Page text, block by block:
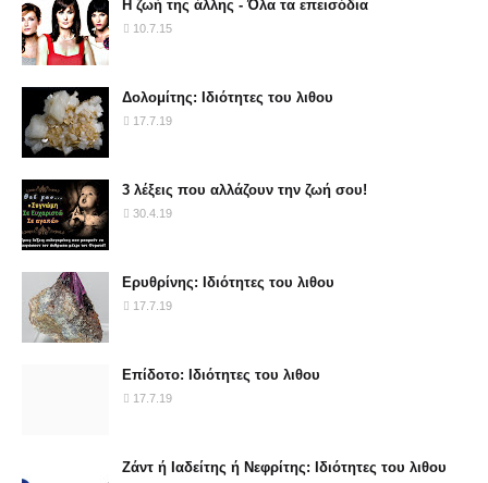
Η ζωή της άλλης - Όλα τα επεισόδια
10.7.15
Δολομίτης: Ιδιότητες του λιθου
17.7.19
3 λέξεις που αλλάζουν την ζωή σου!
30.4.19
Ερυθρίνης: Ιδιότητες του λιθου
17.7.19
Επίδοτο: Ιδιότητες του λιθου
17.7.19
Ζάντ ή Ιαδείτης ή Νεφρίτης: Ιδιότητες του λιθου